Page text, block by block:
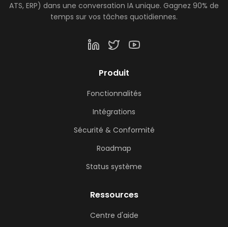
ATS, ERP) dans une conversation IA unique. Gagnez 90% de
temps sur vos tâches quotidiennes.
Produit
Fonctionnalités
Intégrations
Sécurité & Conformité
Roadmap
Status système
Ressources
Centre d'aide